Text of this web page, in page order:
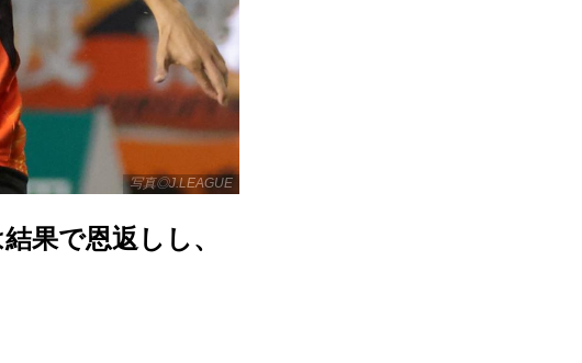
写真◎J.LEAGUE
果で恩返しし、